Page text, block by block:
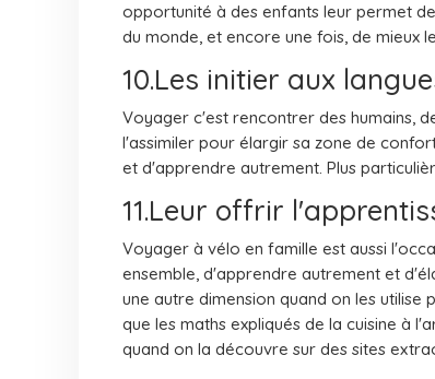
opportunité à des enfants leur permet
du monde, et encore une fois, de mieux
10.Les initier aux
Voyager c'est rencontrer des humains,
l'assimiler pour élargir sa zone de
et d'apprendre autrement. Plus
11.Leur offrir
Voyager à vélo en famille est aussi
ensemble, d'apprendre autrement et
une autre dimension quand on les utilise
que les maths expliqués de la cuisine à
quand on la découvre sur des sites